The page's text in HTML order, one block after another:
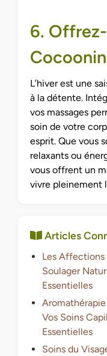
6.
L’hiver est une
à la détente.
vos massages
soin de votre
esprit. Que vous
relaxants ou
vous offrent un
vivre pleinement
Articles
Les Affections
Soulager
Essentielles
Vos Soins
Essentielles
Soins du